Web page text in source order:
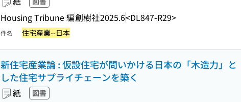
Housing Tribune 編創樹社2025.6<DL847-R29>
件名 住宅産業--日本
新住宅産業論 : 仮設住宅が問いかける日本の「木造力」
した住宅サプライチェーンを築く
紙 図書